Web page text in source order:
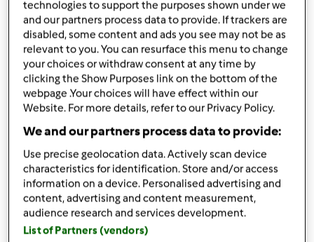
300gmarchwi,pokrojonej na kawałki
10g korzenia imbiru, świeżego
4jajka
150goleju słonecznikowego
150gcukru
300gmąki pszennej
2łyżeczkicynamonu, mielonego
2łyżeczkiproszku do pieczenia
Krem
150gcukru
1/2opakowaniacukru waniliowego
500
g
sera mascarpone
Lista zakupów
technologies to support the purposes shown under we
and our partners process data to provide. If trackers are
disabled, some content and ads you see may not be as
relevant to you. You can resurface this menu to change
your choices or withdraw consent at any time by
clicking the Show Purposes link on the bottom of the
webpage .Your choices will have effect within our
Website. For more details, refer to our Privacy Policy.
We and our partners process data to provide:
Use precise geolocation data. Actively scan device
characteristics for identification. Store and/or access
information on a device. Personalised advertising and
content, advertising and content measurement,
audience research and services development.
List of Partners (vendors)